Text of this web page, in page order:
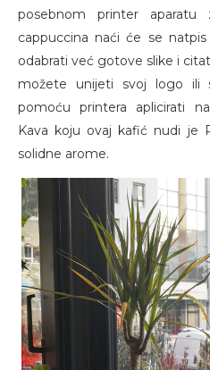
posebnom printer
cappuccina naći će se
odabrati već gotove slike i
možete unijeti svoj logo ili
pomoću printera aplicirati
Kava koju ovaj kafić nudi je
solidne arome.